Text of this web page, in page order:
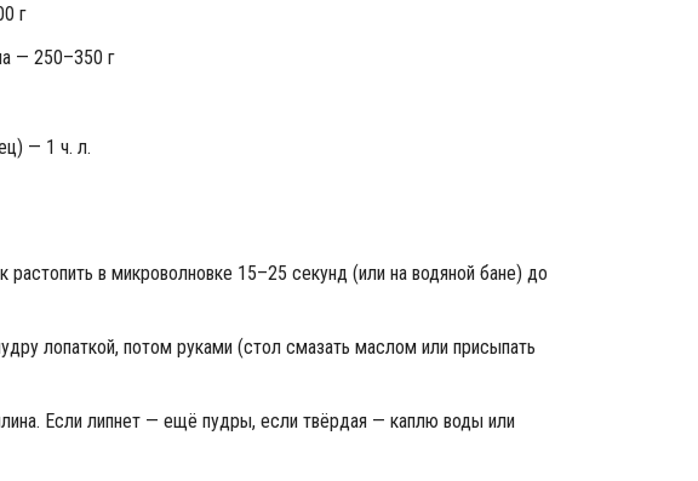
г
— 250–350 г
— 1 ч. л.
в микроволновке 15–25 секунд (или на водяной бане) до
лопаткой, потом руками (стол смазать маслом или присыпать
Если липнет — ещё пудры, если твёрдая — каплю воды или